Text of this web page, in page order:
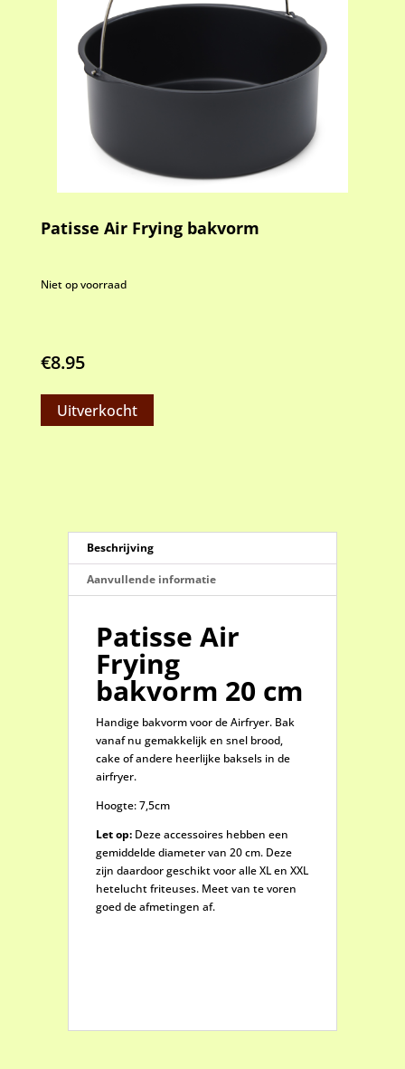
Patisse Air Frying bakvorm
Niet op voorraad
€8.95
Uitverkocht
Beschrijving
Aanvullende informatie
Patisse Air
Frying
bakvorm 20 cm
Handige bakvorm voor de Airfryer. Bak
vanaf nu gemakkelijk en snel brood,
cake of andere heerlijke baksels in de
airfryer.
Hoogte: 7,5cm
Let op: Deze accessoires hebben een
gemiddelde diameter van 20 cm. Deze
zijn daardoor geschikt voor alle XL en XXL
hetelucht friteuses. Meet van te voren
goed de afmetingen af.